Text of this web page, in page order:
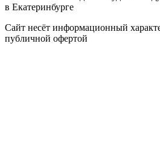
в Екатеринбурге
Сайт несёт информационный
публичной офертой